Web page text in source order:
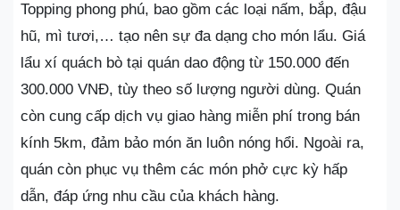
Topping phong phú, bao gồm các loại nấm, bắp, đậu
hũ, mì tươi,… tạo nên sự đa dạng cho món lẩu. Giá
lẩu xí quách bò tại quán dao động từ 150.000 đến
300.000 VNĐ, tùy theo số lượng người dùng. Quán
còn cung cấp dịch vụ giao hàng miễn phí trong bán
kính 5km, đảm bảo món ăn luôn nóng hổi. Ngoài ra,
quán còn phục vụ thêm các món phở cực kỳ hấp
dẫn, đáp ứng nhu cầu của khách hàng.